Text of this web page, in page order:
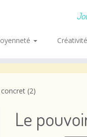
Créativité
(2)
Le